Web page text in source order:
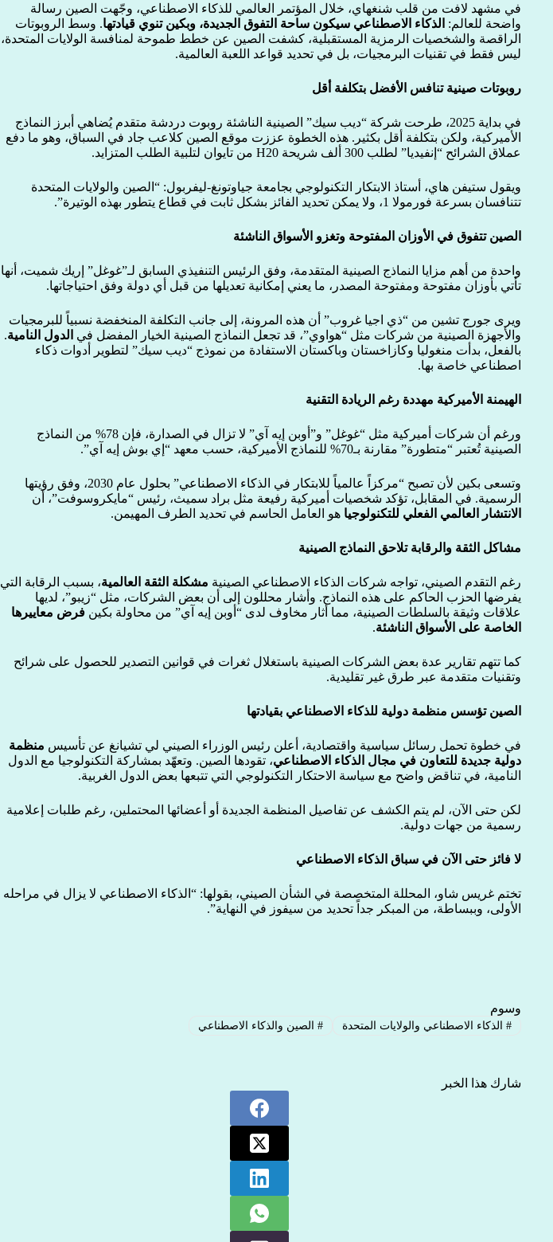
في مشهد لافت من قلب شنغهاي، خلال المؤتمر العالمي للذكاء الاصطناعي، وجّهت الصين رسالة
واضحة للعالم: الذكاء الاصطناعي سيكون ساحة التفوق الجديدة، وبكين تنوي قيادتها. وسط الروبوتات
الراقصة والشخصيات الرمزية المستقبلية، كشفت الصين عن خطط طموحة لمنافسة الولايات المتحدة،
ليس فقط في تقنيات البرمجيات، بل في تحديد قواعد اللعبة العالمية.
روبوتات صينية تنافس الأفضل بتكلفة أقل
في بداية 2025، طرحت شركة “ديب سيك” الصينية الناشئة روبوت دردشة متقدم يُضاهي أبرز النماذج
الأميركية، ولكن بتكلفة أقل بكثير. هذه الخطوة عززت موقع الصين كلاعب جاد في السباق، وهو ما دفع
عملاق الشرائح “إنفيديا” لطلب 300 ألف شريحة H20 من تايوان لتلبية الطلب المتزايد.
ويقول ستيفن هاي، أستاذ الابتكار التكنولوجي بجامعة جياوتونغ-ليفربول: “الصين والولايات المتحدة
تتنافسان بسرعة فورمولا 1، ولا يمكن تحديد الفائز بشكل ثابت في قطاع يتطور بهذه الوتيرة”.
الصين تتفوق في الأوزان المفتوحة وتغزو الأسواق الناشئة
واحدة من أهم مزايا النماذج الصينية المتقدمة، وفق الرئيس التنفيذي السابق لـ”غوغل” إريك شميت، أنها
تأتي بأوزان مفتوحة ومفتوحة المصدر، ما يعني إمكانية تعديلها من قبل أي دولة وفق احتياجاتها.
ويرى جورج تشين من “ذي اجيا غروب” أن هذه المرونة، إلى جانب التكلفة المنخفضة نسبياً للبرمجيات
والأجهزة الصينية من شركات مثل “هواوي”، قد تجعل النماذج الصينية الخيار المفضل في الدول النامية.
بالفعل، بدأت منغوليا وكازاخستان وباكستان الاستفادة من نموذج “ديب سيك” لتطوير أدوات ذكاء
اصطناعي خاصة بها.
الهيمنة الأميركية مهددة رغم الريادة التقنية
ورغم أن شركات أميركية مثل “غوغل” و”أوبن إيه آي” لا تزال في الصدارة، فإن 78% من النماذج
الصينية تُعتبر “متطورة” مقارنة بـ70% للنماذج الأميركية، حسب معهد “إي بوش إيه آي”.
وتسعى بكين لأن تصبح “مركزاً عالمياً للابتكار في الذكاء الاصطناعي” بحلول عام 2030، وفق رؤيتها
الرسمية. في المقابل، تؤكد شخصيات أميركية رفيعة مثل براد سميث، رئيس “مايكروسوفت”، أن
الانتشار العالمي الفعلي للتكنولوجيا هو العامل الحاسم في تحديد الطرف المهيمن.
مشاكل الثقة والرقابة تلاحق النماذج الصينية
رغم التقدم الصيني، تواجه شركات الذكاء الاصطناعي الصينية مشكلة الثقة العالمية، بسبب الرقابة التي
يفرضها الحزب الحاكم على هذه النماذج. وأشار محللون إلى أن بعض الشركات، مثل “زيبو”، لديها
علاقات وثيقة بالسلطات الصينية، مما أثار مخاوف لدى “أوبن إيه آي” من محاولة بكين فرض معاييرها
الخاصة على الأسواق الناشئة.
كما تتهم تقارير عدة بعض الشركات الصينية باستغلال ثغرات في قوانين التصدير للحصول على شرائح
وتقنيات متقدمة عبر طرق غير تقليدية.
الصين تؤسس منظمة دولية للذكاء الاصطناعي بقيادتها
في خطوة تحمل رسائل سياسية واقتصادية، أعلن رئيس الوزراء الصيني لي تشيانغ عن تأسيس منظمة
دولية جديدة للتعاون في مجال الذكاء الاصطناعي، تقودها الصين. وتعهّد بمشاركة التكنولوجيا مع الدول
النامية، في تناقض واضح مع سياسة الاحتكار التكنولوجي التي تتبعها بعض الدول الغربية.
لكن حتى الآن، لم يتم الكشف عن تفاصيل المنظمة الجديدة أو أعضائها المحتملين، رغم طلبات إعلامية
رسمية من جهات دولية.
لا فائز حتى الآن في سباق الذكاء الاصطناعي
تختم غريس شاو، المحللة المتخصصة في الشأن الصيني، بقولها: “الذكاء الاصطناعي لا يزال في مراحله
الأولى، وببساطة، من المبكر جداً تحديد من سيفوز في النهاية”.
وسوم
#الذكاء الاصطناعي والولايات المتحدة #الصين والذكاء الاصطناعي
شارك هذا الخبر